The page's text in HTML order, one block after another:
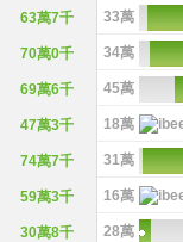
63萬7千 33萬
70萬0千 34萬
69萬6千 45萬
47萬3千 18萬
74萬7千 31萬
59萬3千 16萬
30萬8千 28萬